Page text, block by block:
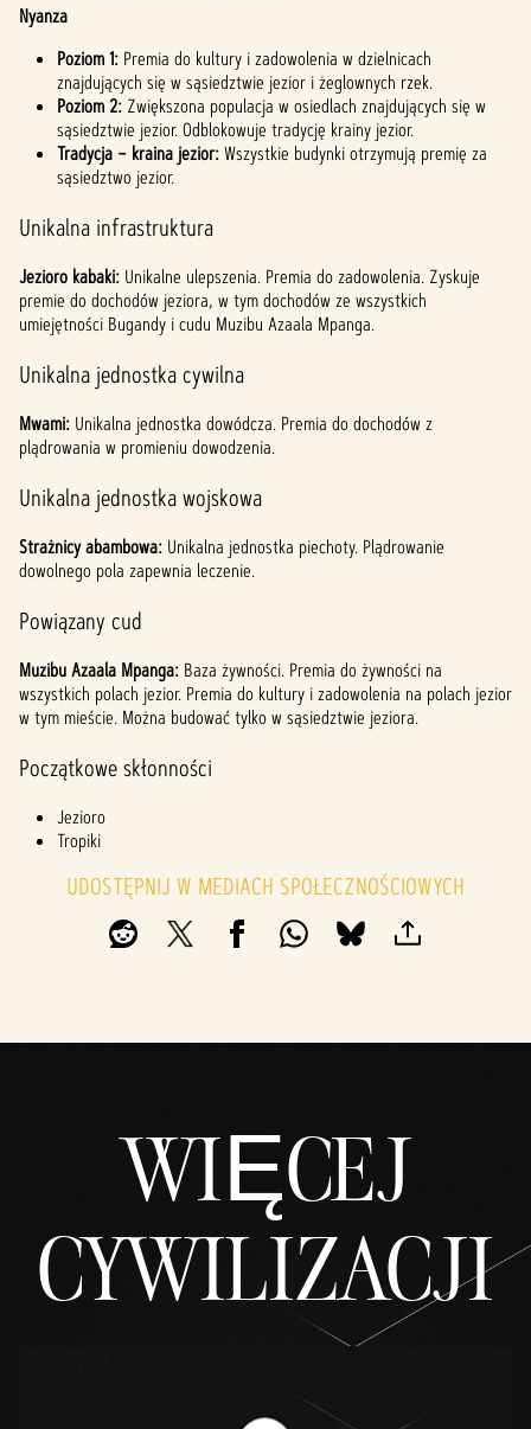
Nyanza
Poziom 1: Premia do kultury i zadowolenia w dzielnicach
znajdujących się w sąsiedztwie jezior i żeglownych rzek.
Poziom 2: Zwiększona populacja w osiedlach znajdujących się w
sąsiedztwie jezior. Odblokowuje tradycję krainy jezior.
Tradycja – kraina jezior:Wszystkie budynki otrzymują premię za
sąsiedztwo jezior.
Unikalna infrastruktura
Jezioro kabaki: Unikalne ulepszenia. Premia do zadowolenia. Zyskuje
premie do dochodów jeziora, w tym dochodów ze wszystkich
umiejętności Bugandy i cudu Muzibu Azaala Mpanga.
Unikalna jednostka cywilna
Mwami: Unikalna jednostka dowódcza. Premia do dochodów z
plądrowania w promieniu dowodzenia.
Unikalna jednostka wojskowa
Strażnicy abambowa: Unikalna jednostka piechoty. Plądrowanie
dowolnego pola zapewnia leczenie.
Powiązany cud
Muzibu Azaala Mpanga: Baza żywności. Premia do żywności na
wszystkich polach jezior. Premia do kultury i zadowolenia na polach jezior
w tym mieście. Można budować tylko w sąsiedztwie jeziora.
Początkowe skłonności
Jezioro
Tropiki
UDOSTĘPNIJ W MEDIACH SPOŁECZNOŚCIOWYCH
WIĘCEJ
CYWILIZACJI